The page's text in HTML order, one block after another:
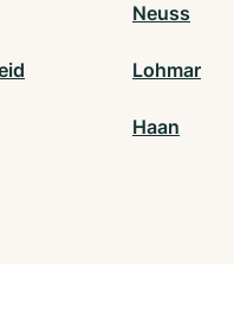
Neuss
Lohmar
Haan